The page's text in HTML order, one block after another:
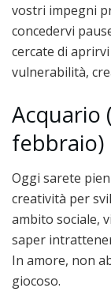
vostri impegni
concedervi
cercate di
vulnerabilità,
Acquario
febbraio)
Oggi sarete
creatività per
ambito sociale,
saper
In amore, non
giocoso.